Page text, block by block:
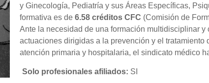
y Ginecología, Pediatría y sus Áreas Específicas,
formativa es de6.58 créditos CFC (Comisión de
Ante la necesidad de una formación multidisciplinar
actuaciones dirigidas a la prevención y el
atención primaria y hospitalaria, el sindicato médico
Solo profesionales afiliados: SI